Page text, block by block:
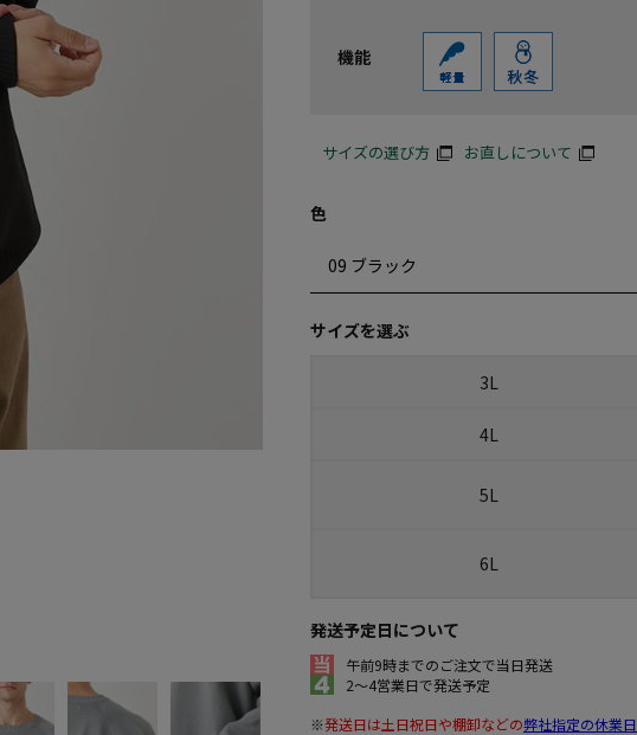
機能
サイズの選び方 お直しについて
色
サイズを選ぶ
3L
4L
5L
6L
発送予定日について
午前9時までのご注文で当日発送
2～4営業日で発送予定
※発送日は土日祝日や棚卸などの弊社指定の休業日